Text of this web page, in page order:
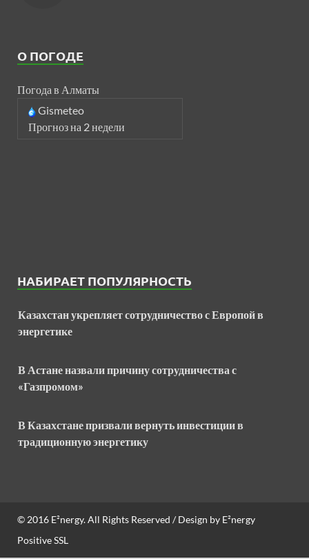
О ПОГОДЕ
Погода в Алматы
Gismeteo
Прогноз на 2 недели
НАБИРАЕТ ПОПУЛЯРНОСТЬ
Казахстан укрепляет сотрудничество с Европой в
энергетике
В Астане назвали причину сотрудничества с
«Газпромом»
В Казахстане призвали вернуть инвестиции в
традиционную энергетику
© 2016 E²nergy. All Rights Reserved / Design by E²nergy
Positive SSL